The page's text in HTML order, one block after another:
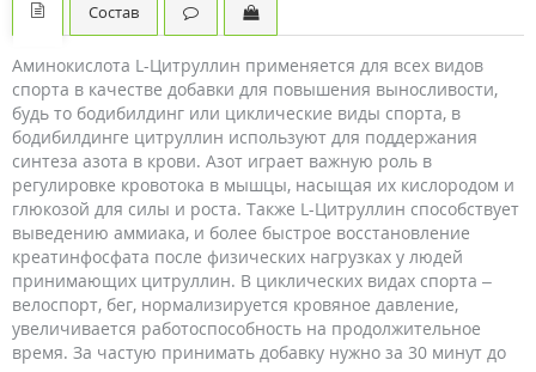
Состав
Аминокислота L-Цитруллин применяется для всех видов
спорта в качестве добавки для повышения выносливости,
будь то бодибилдинг или циклические виды спорта, в
бодибилдинге цитруллин используют для поддержания
синтеза азота в крови. Азот играет важную роль в
регулировке кровотока в мышцы, насыщая их кислородом и
глюкозой для силы и роста. Также L-Цитруллин способствует
выведению аммиака, и более быстрое восстановление
креатинфосфата после физических нагрузках у людей
принимающих цитруллин. В циклических видах спорта –
велоспорт, бег, нормализируется кровяное давление,
увеличивается работоспособность на продолжительное
время. За частую принимать добавку нужно за 30 минут до